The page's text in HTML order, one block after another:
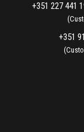
+351 227 441
+351